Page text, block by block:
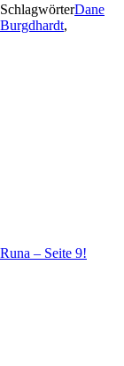
SchlagwörterDane
,
Runa – Seite 9!